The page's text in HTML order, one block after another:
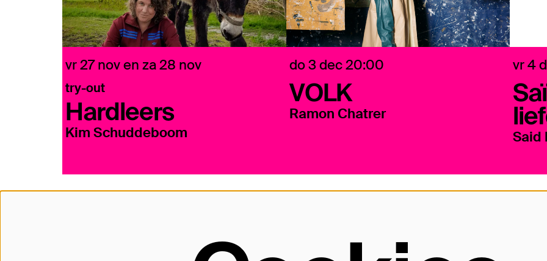
Hardleers
Kim Schuddeboom
try-out
vr 27 noven za 28 nov
VOLK
Ramon Chatrer
do 3 dec20:00
Said
vr 4
Openingstijden